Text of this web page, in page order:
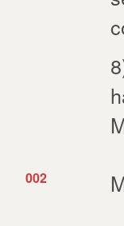
002